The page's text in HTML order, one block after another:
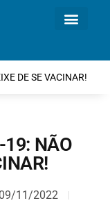
DE SE VACINAR!
19: NÃO
09/11/2022